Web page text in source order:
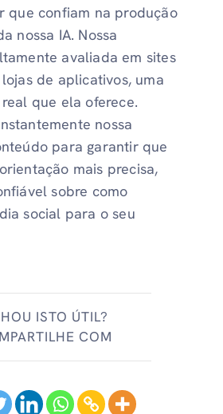
que confiam na produção
nossa IA. Nossa
avaliada em sites
de aplicativos, uma
que ela oferece.
nossa
para garantir que
mais precisa,
sobre como
social para o seu
ISTO ÚTIL?
COM